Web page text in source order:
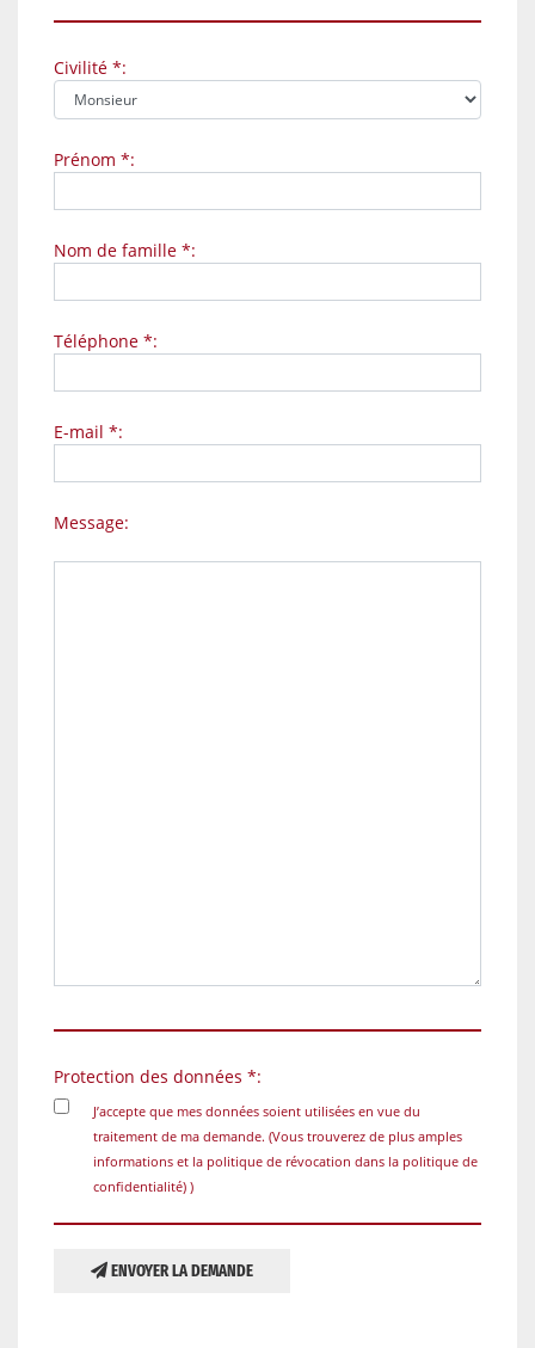
Civilité *:
Prénom *:
Nom de famille *:
Téléphone *:
E-mail *:
Message:
Protection des données *:
J’accepte que mes données soient utilisées en vue du
traitement de ma demande. (Vous trouverez de plus amples
informations et la politique de révocation dans la politique de
confidentialité) )
ENVOYER LA DEMANDE